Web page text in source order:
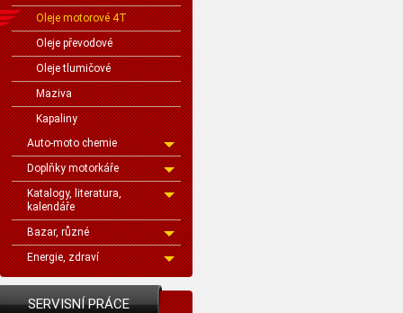
Oleje motorové 4T
Oleje převodové
Oleje tlumičové
Maziva
Kapaliny
Auto-moto chemie
Doplňky motorkáře
Katalogy, literatura,
kalendáře
Bazar, různé
Energie, zdraví
SERVISNÍ PRÁCE